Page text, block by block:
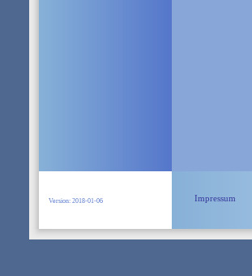
Version: 2018-01-06 Impressum